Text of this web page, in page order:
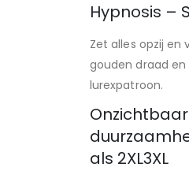
Hypnosis –
Zet alles opzij
gouden draad
lurexpatroon.
als 2XL3XL